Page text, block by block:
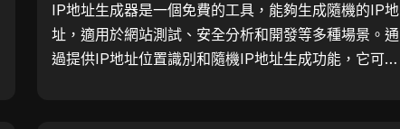
IP地址生成器是一個免費的工具，能夠生成隨機的IP地
址，適用於網站測試、安全分析和開發等多種場景。通
過提供IP地址位置識別和隨機IP地址生成功能，它可以